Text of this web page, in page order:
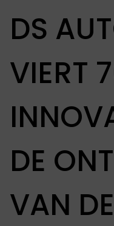
DS
VIERT
DE
VAN